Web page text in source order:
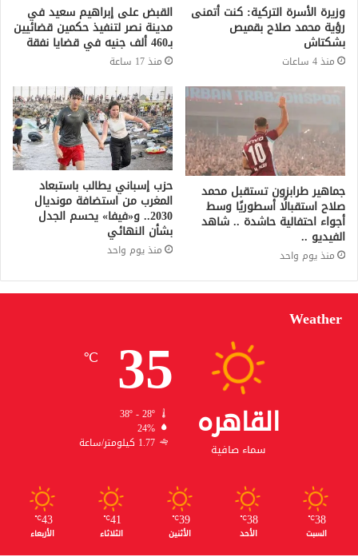
وزيرة الأسرة التركية: كنت أتمنى
رؤية محمد صلاح بقميص
بشكتاش
منذ 4 ساعات
القبض على إبراهيم سعيد في
مدينة نصر لتنفيذ حكمين قضائيين
بـ460 ألف جنيه في قضايا نفقة
منذ 17 ساعة
جماهير طرابزون تستقبل محمد
صلاح استقبالًا أسطوريًا وسط
أجواء احتفالية حاشدة .. شاهد
الفيديو ..
منذ يوم واحد
حزب إسباني يطالب باستبعاد
المغرب من استضافة مونديال
2030.. و«فيفا» يحسم الجدل
بشأن النهائي
منذ يوم واحد
Weather
القاهره
سماء صافية
35
℃
38º - 28º
24%
1.77 كيلومتر/ساعة
38
℃
السبت
38
℃
الأحد
39
℃
الأثنين
41
℃
الثلاثاء
43
℃
الأربعاء